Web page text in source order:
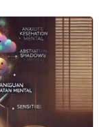
strategi yang
memastikan
risiko